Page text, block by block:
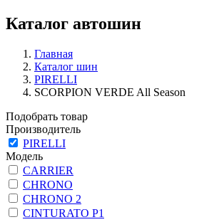
Каталог автошин
Главная
Каталог шин
PIRELLI
SCORPION VERDE All Season
Подобрать товар
Производитель
PIRELLI
Модель
CARRIER
CHRONO
CHRONO 2
CINTURATO P1